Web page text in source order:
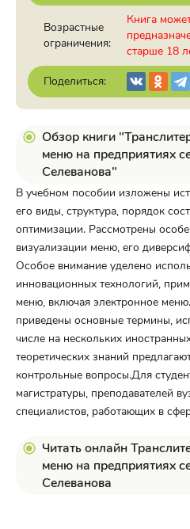
Возрастные
ограничения:
Книга
старше 18
Поделиться:
Обзор книги
меню на предприятиях
Селеванова"
В учебном пособии изложены
его виды, структура, порядок
оптимизации. Рассмотрены
визуализации меню, его
Особое внимание уделено
инновационных технологий,
меню, включая электронное
приведены основные термины,
числе на нескольких
теоретических знаний
контрольные вопросы.Для
магистратуры, преподавателей
специалистов, работающих в
Читать онлайн
меню на предприятиях
Селеванова